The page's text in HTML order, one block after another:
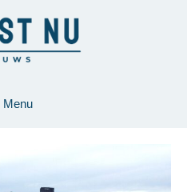
Menu